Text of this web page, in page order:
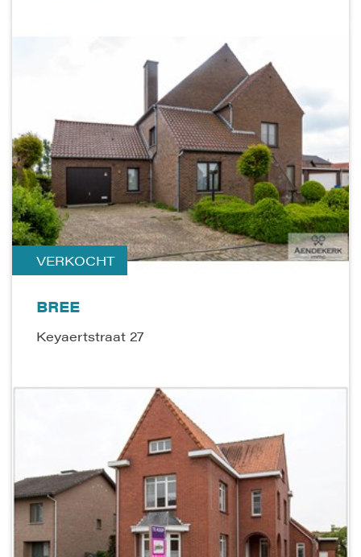
VERKOCHT
BREE
Keyaertstraat 27